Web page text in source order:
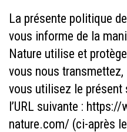
La présente politique
vous informe de la
Nature utilise et
vous nous
vous utilisez le
l’URL suivante :
nature.com/ (ci-après